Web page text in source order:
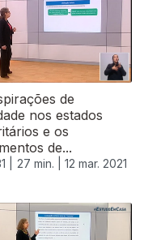
de
nos estados
e os
de...
| 27 min. | 12 mar. 2021